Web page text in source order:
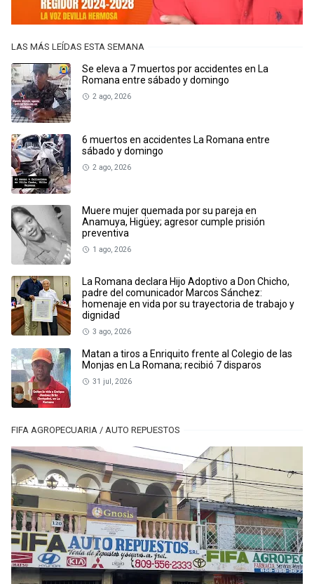
LAS MÁS LEÍDAS ESTA SEMANA
Se eleva a 7 muertos por accidentes en La
Romana entre sábado y domingo
2 ago, 2026
6 muertos en accidentes La Romana entre
sábado y domingo
2 ago, 2026
Muere mujer quemada por su pareja en
Anamuya, Higüey; agresor cumple prisión
preventiva
1 ago, 2026
La Romana declara Hijo Adoptivo a Don Chicho,
padre del comunicador Marcos Sánchez:
homenaje en vida por su trayectoria de trabajo y
dignidad
3 ago, 2026
Matan a tiros a Enriquito frente al Colegio de las
Monjas en La Romana; recibió 7 disparos
31 jul, 2026
FIFA AGROPECUARIA / AUTO REPUESTOS